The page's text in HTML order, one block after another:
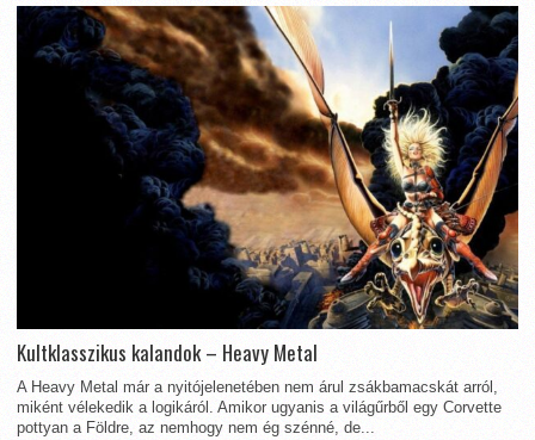
Kultklasszikus kalandok – Heavy Metal
A Heavy Metal már a nyitójelenetében nem árul zsákbamacskát arról,
miként vélekedik a logikáról. Amikor ugyanis a világűrből egy Corvette
pottyan a Földre, az nemhogy nem ég szénné, de...